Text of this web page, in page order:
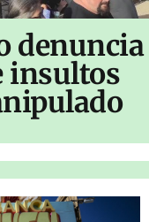
denuncia
insultos